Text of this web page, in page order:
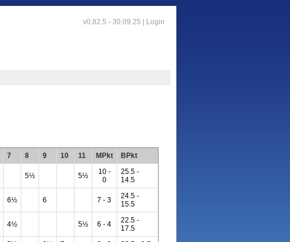
v0.82.5 - 30.09.25 | Login
7 8 9 10 11 MPkt BPkt
5½ 5½
10 -
0
25.5 -
14.5
6½ 6 7 - 3
24.5 -
15.5
4½ 5½ 6 - 4
22.5 -
17.5